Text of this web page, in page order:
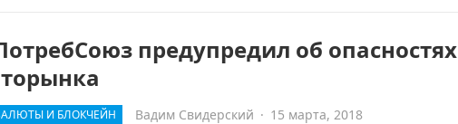
предупредил об опасностях
И БЛОКЧЕЙН Вадим Свидерский · 15 марта, 2018